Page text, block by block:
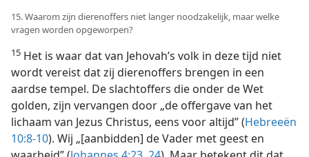
15. Waarom zijn dierenoffers niet langer noodzakelijk, maar welke
vragen worden opgeworpen?
15 Het is waar dat van Jehovah’s volk in deze tijd niet
wordt vereist dat zij dierenoffers brengen in een
aardse tempel. De slachtoffers die onder de Wet
golden, zijn vervangen door „de offergave van het
lichaam van Jezus Christus, eens voor altijd” (Hebreeën
10:8-10). Wij „[aanbidden] de Vader met geest en